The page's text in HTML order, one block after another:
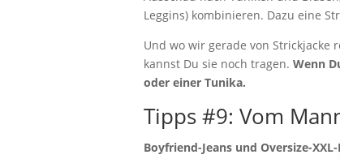
Leggins) kombinieren. Dazu eine
Und wo wir gerade von Strickjacke
kannst Du sie noch tragen. Wenn
oder einer Tunika.
Tipps #9: Vom
Boyfriend-Jeans und Oversize-